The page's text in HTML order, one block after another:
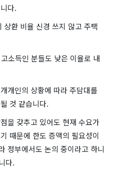
다.
상환 비율 신경 쓰지 않고 주택
고소득인 분들도 낮은 이율로 내
개인의 상황에 따라 주담대를
것 같습니다.
을 갖추고 있어도 현재 수요가
때문에 한도 증액의 필요성이
정부에서도 논의 중이라고 하니
다.